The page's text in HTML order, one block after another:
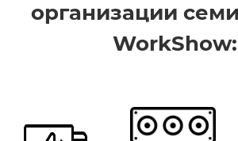
организации